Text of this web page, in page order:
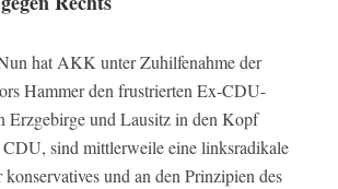
hat AKK unter Zuhilfenahme der
Hammer den frustrierten Ex-CDU-
Erzgebirge und Lausitz in den Kopf
sind mittlerweile eine linksradikale
und an den Prinzipien des